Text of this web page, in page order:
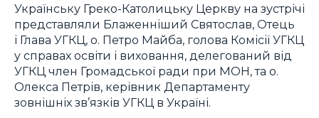
Українську Греко-Католицьку Церкву на зустрічі
представляли Блаженніший Святослав, Отець
і Глава УГКЦ, о. Петро Майба, голова Комісії УГКЦ
у справах освіти і виховання, делегований від
УГКЦ член Громадської ради при МОН, та о.
Олекса Петрів, керівник Департаменту
зовнішніх зв’язків УГКЦ в Україні.